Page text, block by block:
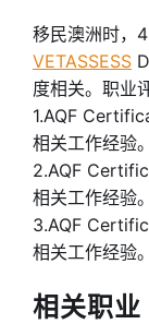
移民澳洲时，
VETASSESS
度相关。职业
1.AQF
相关工作经验。
2.AQF
相关工作经验。
3.AQF
相关工作经验。
相关职